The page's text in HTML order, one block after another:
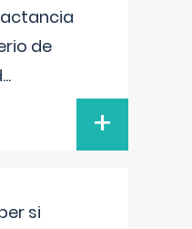
de
...
+
si